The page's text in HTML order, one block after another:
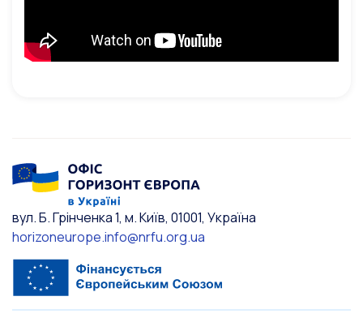
вул. Б. Грінченка 1, м. Київ, 01001, Україна
horizoneurope.info@nrfu.org.ua